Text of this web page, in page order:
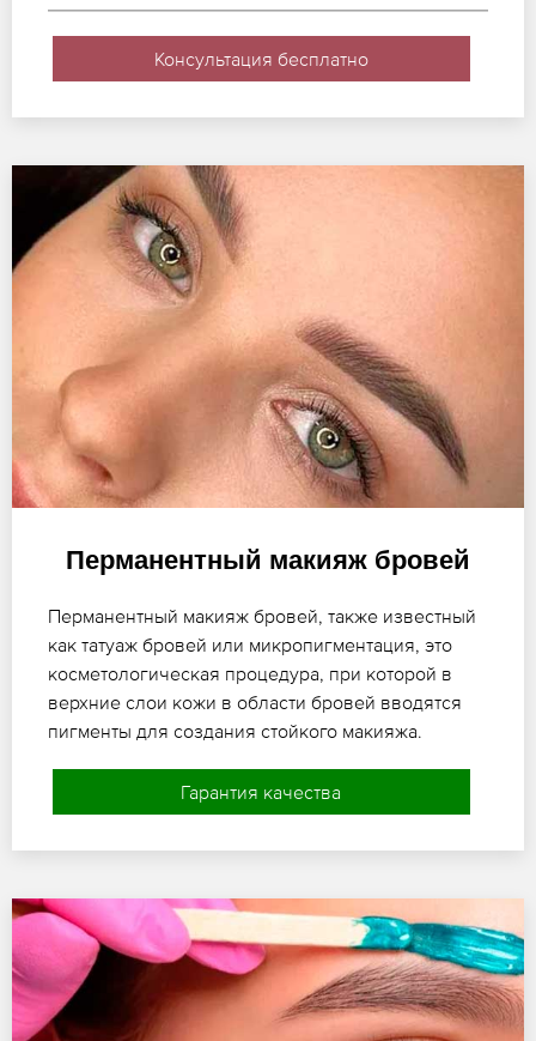
Консультация бесплатно
Перманентный макияж бровей
Перманентный макияж бровей, также известный
как татуаж бровей или микропигментация, это
косметологическая процедура, при которой в
верхние слои кожи в области бровей вводятся
пигменты для создания стойкого макияжа.
Гарантия качества